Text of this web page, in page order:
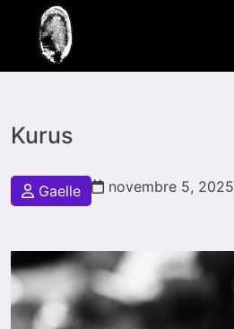
Tshiela Gaelle
Kurus
Gaelle novembre 5, 2025